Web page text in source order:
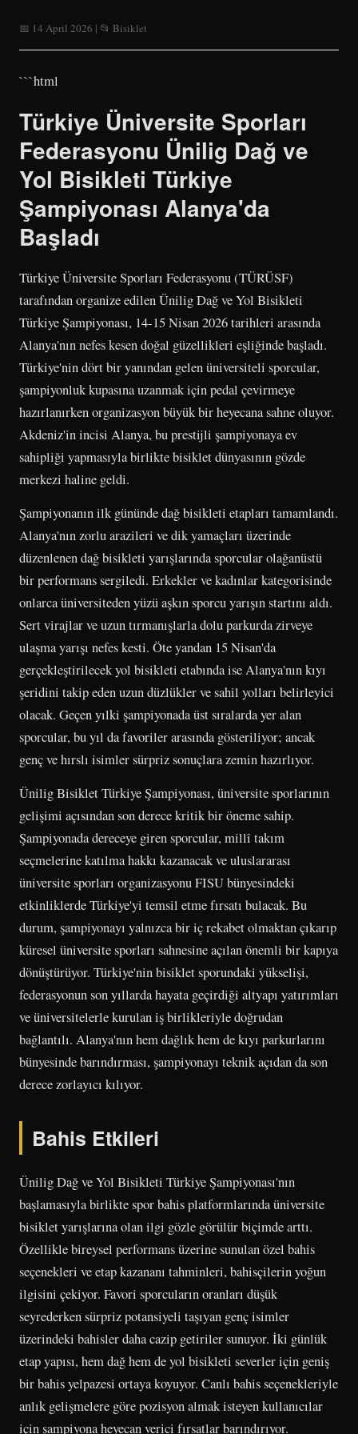
📅 14 April 2026 | 📂 Bisiklet
```html
Türkiye Üniversite Sporları
Federasyonu Ünilig Dağ ve
Yol Bisikleti Türkiye
Şampiyonası Alanya'da
Başladı
Türkiye Üniversite Sporları Federasyonu (TÜRÜSF)
tarafından organize edilen Ünilig Dağ ve Yol Bisikleti
Türkiye Şampiyonası, 14-15 Nisan 2026 tarihleri arasında
Alanya'nın nefes kesen doğal güzellikleri eşliğinde başladı.
Türkiye'nin dört bir yanından gelen üniversiteli sporcular,
şampiyonluk kupasına uzanmak için pedal çevirmeye
hazırlanırken organizasyon büyük bir heyecana sahne oluyor.
Akdeniz'in incisi Alanya, bu prestijli şampiyonaya ev
sahipliği yapmasıyla birlikte bisiklet dünyasının gözde
merkezi haline geldi.
Şampiyonanın ilk gününde dağ bisikleti etapları tamamlandı.
Alanya'nın zorlu arazileri ve dik yamaçları üzerinde
düzenlenen dağ bisikleti yarışlarında sporcular olağanüstü
bir performans sergiledi. Erkekler ve kadınlar kategorisinde
onlarca üniversiteden yüzü aşkın sporcu yarışın startını aldı.
Sert virajlar ve uzun tırmanışlarla dolu parkurda zirveye
ulaşma yarışı nefes kesti. Öte yandan 15 Nisan'da
gerçekleştirilecek yol bisikleti etabında ise Alanya'nın kıyı
şeridini takip eden uzun düzlükler ve sahil yolları belirleyici
olacak. Geçen yılki şampiyonada üst sıralarda yer alan
sporcular, bu yıl da favoriler arasında gösteriliyor; ancak
genç ve hırslı isimler sürpriz sonuçlara zemin hazırlıyor.
Ünilig Bisiklet Türkiye Şampiyonası, üniversite sporlarının
gelişimi açısından son derece kritik bir öneme sahip.
Şampiyonada dereceye giren sporcular, millî takım
seçmelerine katılma hakkı kazanacak ve uluslararası
üniversite sporları organizasyonu FISU bünyesindeki
etkinliklerde Türkiye'yi temsil etme fırsatı bulacak. Bu
durum, şampiyonayı yalnızca bir iç rekabet olmaktan çıkarıp
küresel üniversite sporları sahnesine açılan önemli bir kapıya
dönüştürüyor. Türkiye'nin bisiklet sporundaki yükselişi,
federasyonun son yıllarda hayata geçirdiği altyapı yatırımları
ve üniversitelerle kurulan iş birlikleriyle doğrudan
bağlantılı. Alanya'nın hem dağlık hem de kıyı parkurlarını
bünyesinde barındırması, şampiyonayı teknik açıdan da son
derece zorlayıcı kılıyor.
Bahis Etkileri
Ünilig Dağ ve Yol Bisikleti Türkiye Şampiyonası'nın
başlamasıyla birlikte spor bahis platformlarında üniversite
bisiklet yarışlarına olan ilgi gözle görülür biçimde arttı.
Özellikle bireysel performans üzerine sunulan özel bahis
seçenekleri ve etap kazananı tahminleri, bahisçilerin yoğun
ilgisini çekiyor. Favori sporcuların oranları düşük
seyrederken sürpriz potansiyeli taşıyan genç isimler
üzerindeki bahisler daha cazip getiriler sunuyor. İki günlük
etap yapısı, hem dağ hem de yol bisikleti severler için geniş
bir bahis yelpazesi ortaya koyuyor. Canlı bahis seçenekleriyle
anlık gelişmelere göre pozisyon almak isteyen kullanıcılar
için şampiyona heyecan verici fırsatlar barındırıyor.